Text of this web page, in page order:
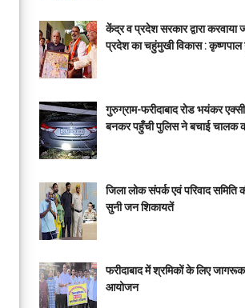
केंद्र व प्रदेश सरकार द्वारा करवाया
प्रदेश का चहुंमुखी विकास : कृष्णपाल
गुरुग्राम-फरीदाबाद रोड भयंकर
बनकर पहुँची पुलिस ने बचाई चालक
जिला लोक संपर्क एवं परिवाद
सुनी जन शिकायतें
फरीदाबाद में श्रमिकों के लिए
आयोजन